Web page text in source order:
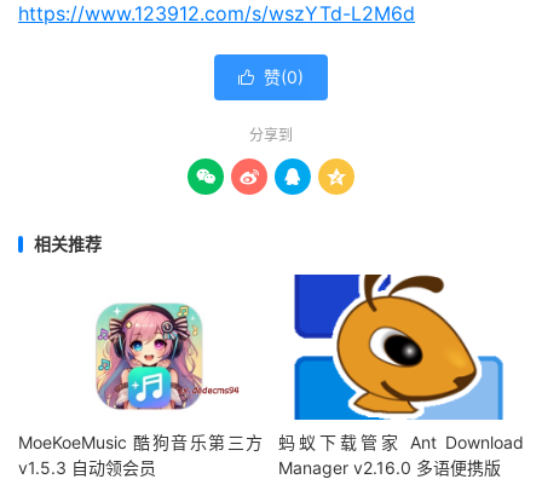
https://www.123912.com/s/wszYTd-L2M6d
 赞(0)
分享到
   
相关推荐
MoeKoeMusic 酷狗音乐第三方
v1.5.3 自动领会员
蚂蚁下载管家 Ant Download
Manager v2.16.0 多语便携版